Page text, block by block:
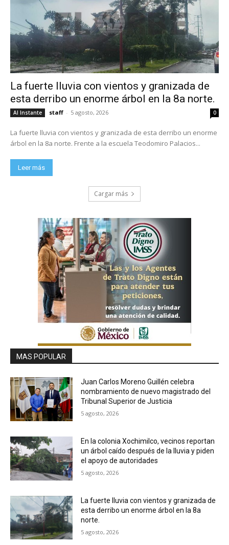
La fuerte lluvia con vientos y granizada de
esta derribo un enorme árbol en la 8a norte.
Al Instante staff - 5 agosto, 2026 0
La fuerte lluvia con vientos y granizada de esta derribo un enorme
árbol en la 8a norte. Frente a la escuela Teodomiro Palacios...
Leer más
Cargar más
MAS POPULAR
Juan Carlos Moreno Guillén celebra
nombramiento de nuevo magistrado del
Tribunal Superior de Justicia
5 agosto, 2026
En la colonia Xochimilco, vecinos reportan
un árbol caído después de la lluvia y piden
el apoyo de autoridades
5 agosto, 2026
La fuerte lluvia con vientos y granizada de
esta derribo un enorme árbol en la 8a
norte.
5 agosto, 2026